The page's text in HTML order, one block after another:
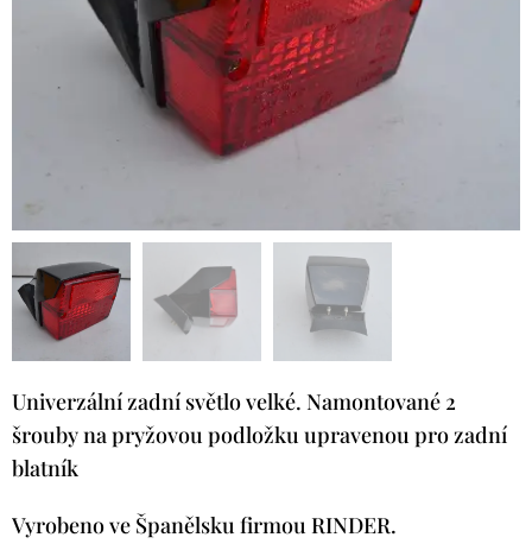
Univerzální zadní světlo velké. Namontované 2
šrouby na pryžovou podložku upravenou pro zadní
blatník
Vyrobeno ve Španělsku firmou RINDER.